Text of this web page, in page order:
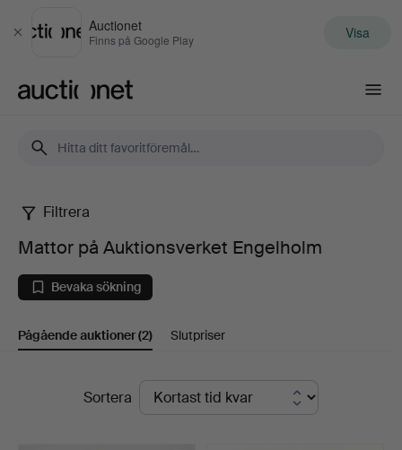
Stäng
Auctionet
Finns på Google Play Visa
Mattor
på
Auktionsverket
Engelholm
Filtrera
Mattor på Auktionsverket Engelholm
Bevaka sökning
Pågående auktioner(2) Slutpriser
PågåendeSortera